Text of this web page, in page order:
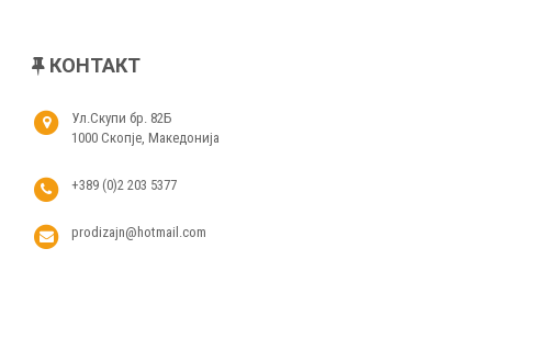
КОНТАКТ
Ул.Скупи бр. 82Б
1000 Скопје, Македонија
+389 (0)2 203 5377
prodizajn@hotmail.com